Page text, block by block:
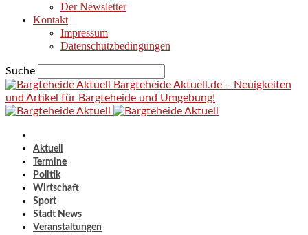
Der Newsletter
Kontakt
Impressum
Datenschutzbedingungen
Suche
Bargteheide Aktuell.de – Neuigkeiten
und Artikel für Bargteheide und Umgebung!
Aktuell
Termine
Politik
Wirtschaft
Sport
Stadt News
Veranstaltungen